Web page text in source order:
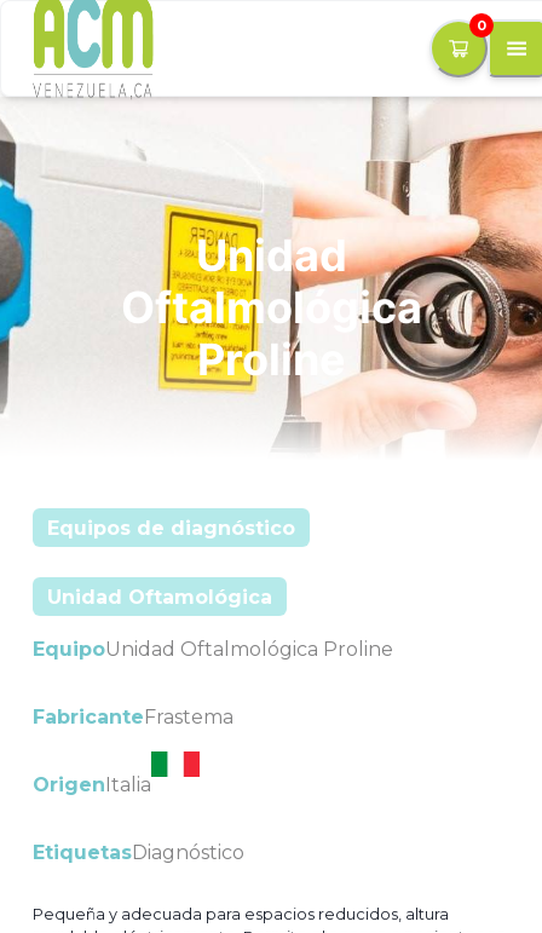
0
Unidad
Oftalmológica
Proline
Equipos de diagnóstico
Unidad Oftamológica
EquipoUnidad Oftalmológica Proline
FabricanteFrastema
OrigenItalia
EtiquetasDiagnóstico
Pequeña y adecuada para espacios reducidos, altura